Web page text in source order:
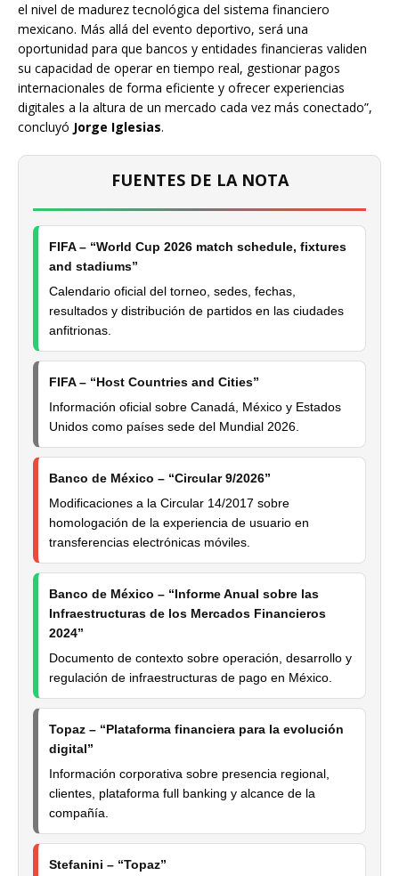
el nivel de madurez tecnológica del sistema financiero
mexicano. Más allá del evento deportivo, será una
oportunidad para que bancos y entidades financieras validen
su capacidad de operar en tiempo real, gestionar pagos
internacionales de forma eficiente y ofrecer experiencias
digitales a la altura de un mercado cada vez más conectado”,
concluyó Jorge Iglesias.
FUENTES DE LA NOTA
FIFA – “World Cup 2026 match schedule, fixtures
and stadiums”
Calendario oficial del torneo, sedes, fechas,
resultados y distribución de partidos en las ciudades
anfitrionas.
FIFA – “Host Countries and Cities”
Información oficial sobre Canadá, México y Estados
Unidos como países sede del Mundial 2026.
Banco de México – “Circular 9/2026”
Modificaciones a la Circular 14/2017 sobre
homologación de la experiencia de usuario en
transferencias electrónicas móviles.
Banco de México – “Informe Anual sobre las
Infraestructuras de los Mercados Financieros
2024”
Documento de contexto sobre operación, desarrollo y
regulación de infraestructuras de pago en México.
Topaz – “Plataforma financiera para la evolución
digital”
Información corporativa sobre presencia regional,
clientes, plataforma full banking y alcance de la
compañía.
Stefanini – “Topaz”